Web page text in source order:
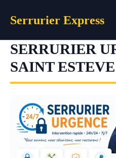
Serrurier Express
SERRURIER
SAINT